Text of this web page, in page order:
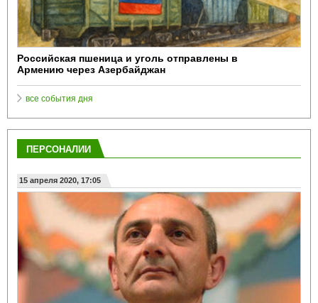
Российская пшеница и уголь отправлены в
Армению через Азербайджан
все события дня
ПЕРСОНАЛИИ
15 апреля 2020, 17:05